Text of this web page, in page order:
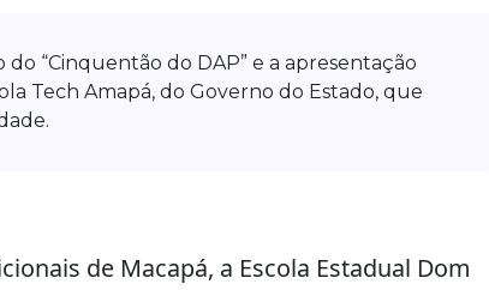
“Cinquentão do DAP” e a apresentação
Tech Amapá, do Governo do Estado, que
de Macapá, a Escola Estadual Dom